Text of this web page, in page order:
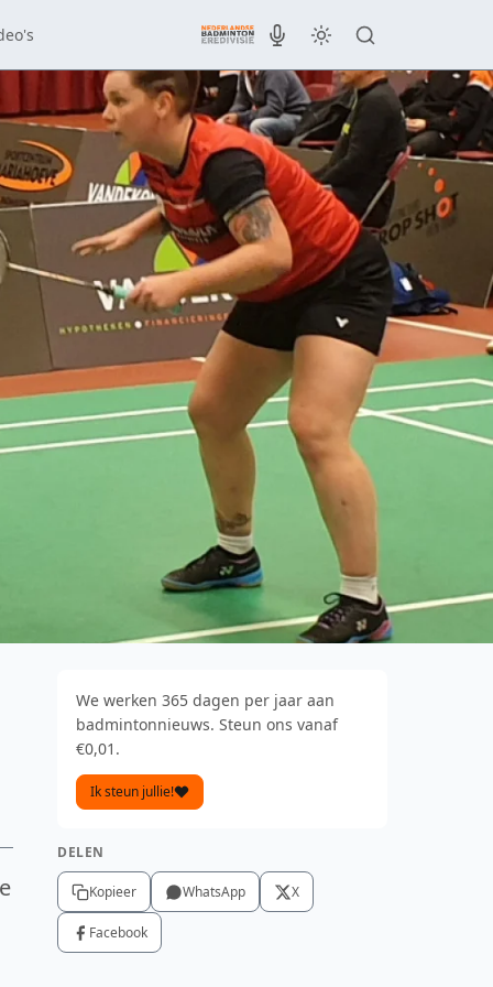
We werken 365 dagen per jaar aan
badmintonnieuws. Steun ons vanaf
€0,01.
Ik steun jullie!
DELEN
Kopieer WhatsApp X
Facebook